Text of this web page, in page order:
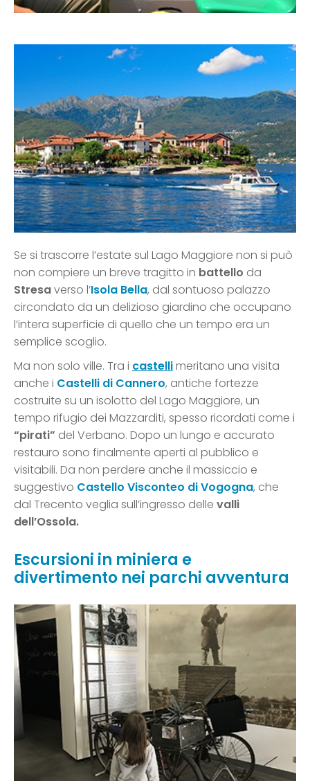
Se si trascorre l’estate sul Lago Maggiore non si può
non compiere un breve tragitto in battello da
Stresaverso l’Isola Bella, dal sontuoso palazzo
circondato da un delizioso giardino che occupano
l’intera superficie di quello che un tempo era un
semplice scoglio.
Ma non solo ville. Tra i castellimeritano una visita
anche i Castelli di Cannero, antiche fortezze
costruite su un isolotto del Lago Maggiore, un
tempo rifugio dei Mazzarditi, spesso ricordati come i
“pirati” del Verbano. Dopo un lungo e accurato
restauro sono finalmente aperti al pubblico e
visitabili. Da non perdere anche il massiccio e
suggestivo Castello Visconteo di Vogogna, che
dal Trecento veglia sull’ingresso delle valli
dell’Ossola.
Escursioni in miniera e
divertimento nei parchi avventura